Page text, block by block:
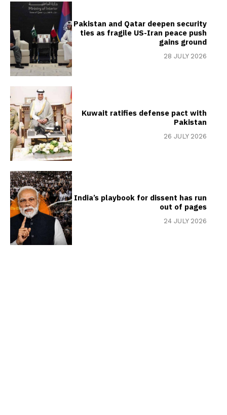
Pakistan and Qatar deepen security
ties as fragile US-Iran peace push
gains ground
28 JULY 2026
Kuwait ratifies defense pact with
Pakistan
26 JULY 2026
India’s playbook for dissent has run
out of pages
24 JULY 2026